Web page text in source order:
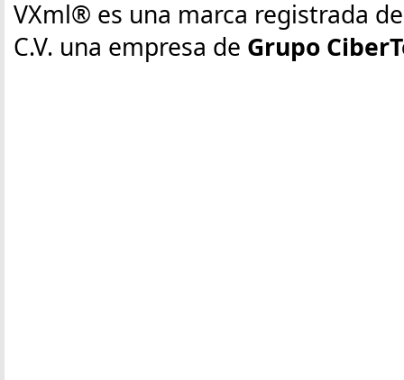
VXml® es una marca registrada
C.V. una empresa de Grupo